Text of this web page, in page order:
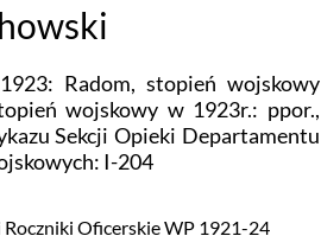
Radom, stopień wojskowy
wojskowy w 1923r.: ppor.,
Sekcji Opieki Departamentu
I-204
Oficerskie WP 1921-24